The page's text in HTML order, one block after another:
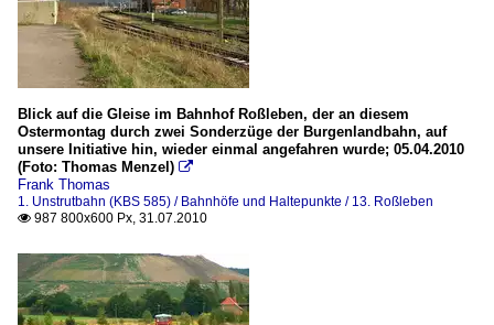
Blick auf die Gleise im Bahnhof Roßleben, der an diesem
Ostermontag durch zwei Sonderzüge der Burgenlandbahn, auf
unsere Initiative hin, wieder einmal angefahren wurde; 05.04.2010
(Foto: Thomas Menzel) 
Frank Thomas
1. Unstrutbahn (KBS 585) / Bahnhöfe und Haltepunkte / 13. Roßleben
 987 800x600 Px, 31.07.2010